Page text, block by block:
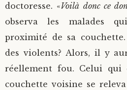
doctoresse. «Voilà donc ce
observa les malades
proximité de sa
des violents? Alors, il y
réellement fou. Celui
couchette voisine se